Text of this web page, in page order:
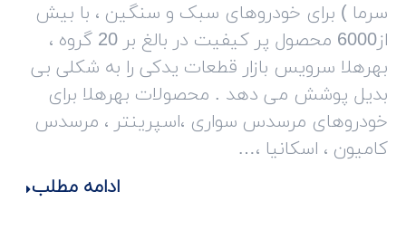
سرما ) برای خودروهای سبک و سنگین ، با بیش
از6000 محصول پر کیفیت در بالغ بر 20 گروه ،
بهرهلا سرویس بازار قطعات یدکی را به شکلی بی
بدیل پوشش می دهد . محصولات بهرهلا برای
خودروهای مرسدس سواری ،اسپرینتر ، مرسدس
کامیون ، اسکانیا ،…
ادامه مطلب